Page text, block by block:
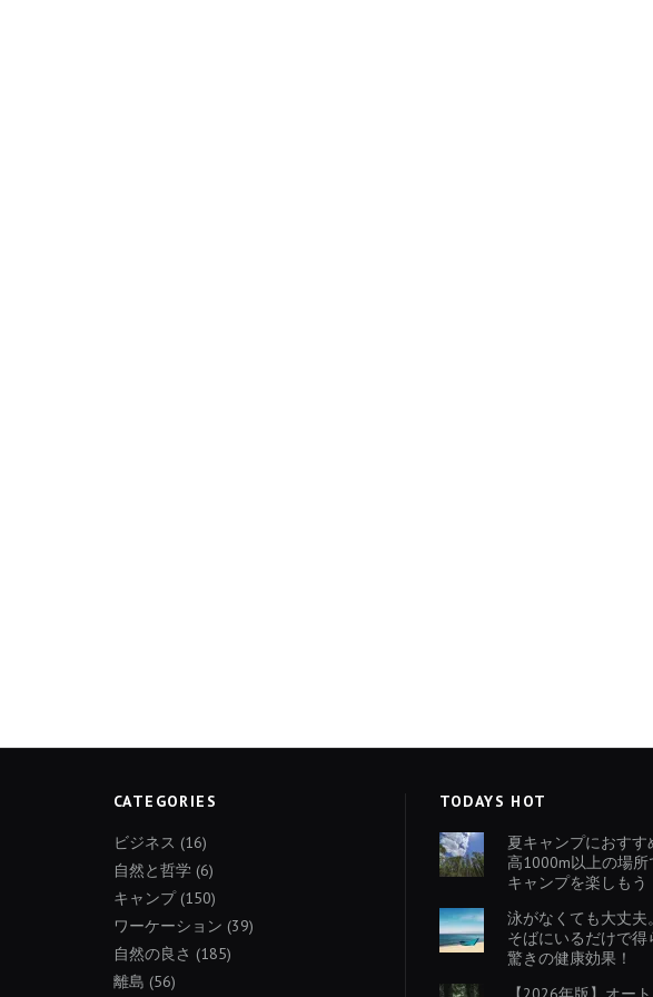
CATEGORIES
ビジネス (16)
自然と哲学 (6)
キャンプ(150)
ワーケーション (39)
自然の良さ (185)
離島 (56)
TODAYS HOT
夏キャンプにおすす
高1000m以上の場所
キャンプを楽しもう
泳がなくても大丈夫
そばにいるだけで得
驚きの健康効果！